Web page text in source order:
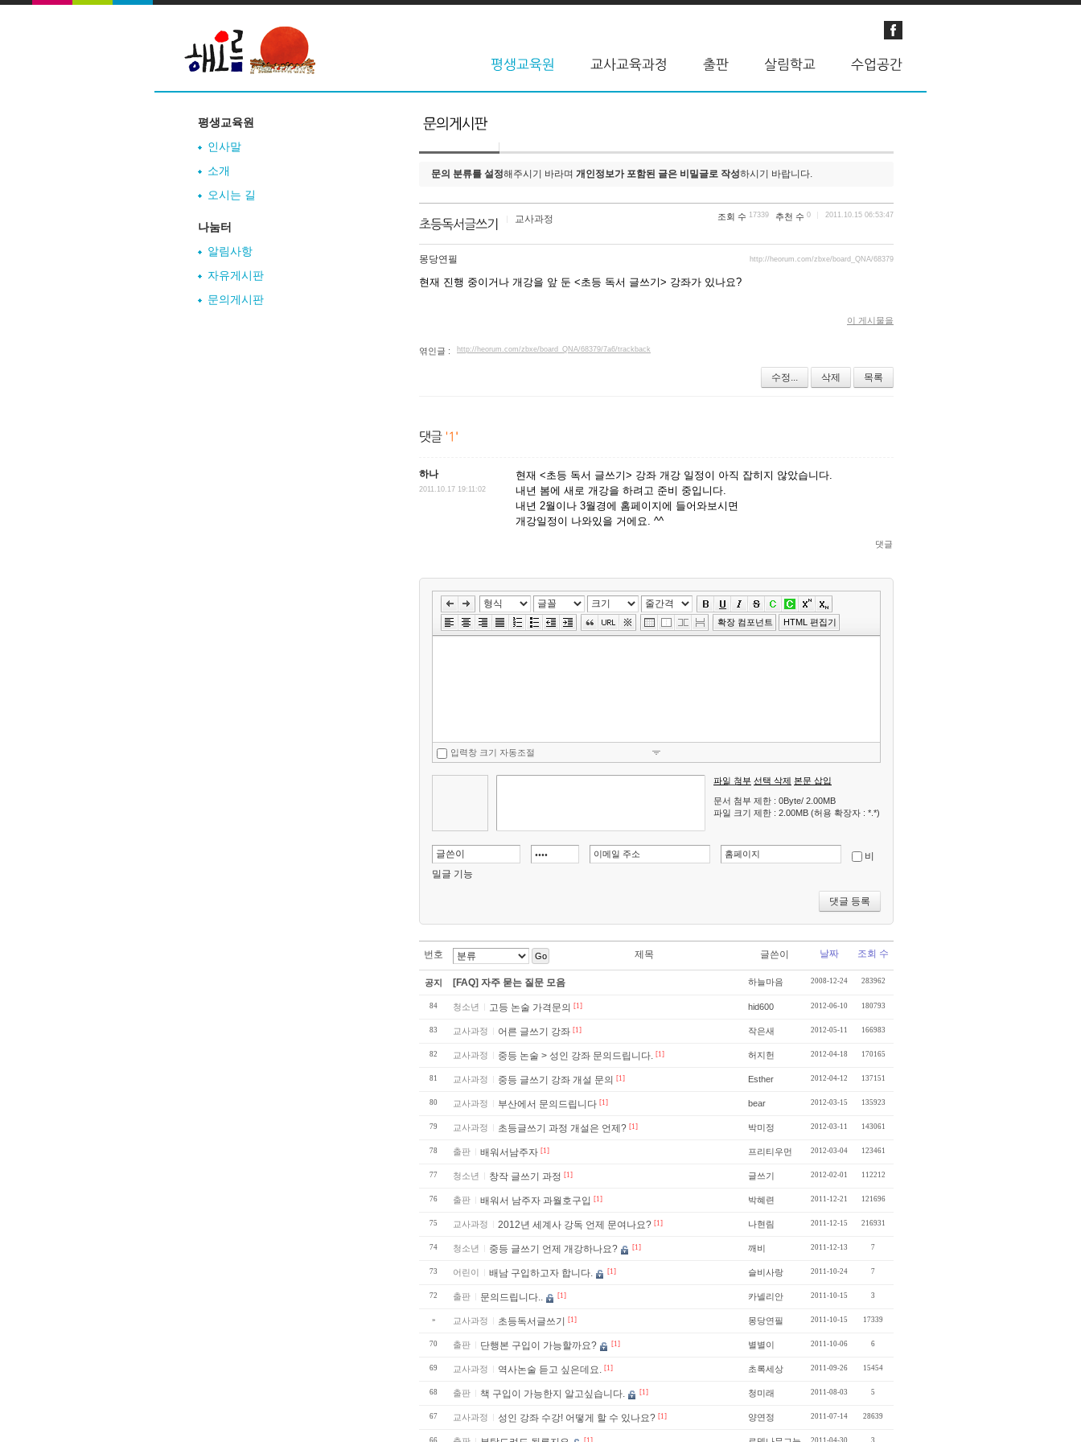
평생교육원
인사말
소개
오시는 길
나눔터
알림사항
자유게시판
문의게시판
문의 분류를 설정해주시기 바라며 개인정보가 포함된 글은 비밀글로 작성하시기 바랍니다.
교사과정 조회 수 17339 추천 수 0 2011.10.15 06:53:47
몽당연필 http://heorum.com/zbxe/board_QNA/68379
현재 진행 중이거나 개강을 앞 둔 <초등 독서 글쓰기> 강좌가 있나요?
이 게시물을
엮인글 : http://heorum.com/zbxe/board_QNA/68379/7a6/trackback
수정... 삭제 목록
하나
2011.10.17 19:11:02
현재 <초등 독서 글쓰기> 강좌 개강 일정이 아직 잡히지 않았습니다.
내년 봄에 새로 개강을 하려고 준비 중입니다.
내년 2월이나 3월경에 홈페이지에 들어와보시면
개강일정이 나와있을 거에요. ^^
댓글
도
확장 컴포넌트 HTML 편집기
입력창 크기 자동조절
파일 첨부 선택 삭제 본문 삽입
문서 첨부 제한 : 0Byte/ 2.00MB
파일 크기 제한 : 2.00MB (허용 확장자 : *.*)
비
밀글 기능
번호 Go 제목 글쓴이 날짜 조회 수
공지 [FAQ] 자주 묻는 질문 모음 하늘마음 2008-12-24 283962
84 청소년 고등 논술 가격문의 [1] hid600 2012-06-10 180793
83 교사과정 어른 글쓰기 강좌 [1] 작은새 2012-05-11 166983
82 교사과정 중등 논술 > 성인 강좌 문의드립니다. [1] 허지헌 2012-04-18 170165
81 교사과정 중등 글쓰기 강좌 개설 문의 [1] Esther 2012-04-12 137151
80 교사과정 부산에서 문의드립니다 [1] bear 2012-03-15 135923
79 교사과정 초등글쓰기 과정 개설은 언제? [1] 박미정 2012-03-11 143061
78 출판 배워서남주자 [1] 프리티우먼 2012-03-04 123461
77 청소년 창작 글쓰기 과정 [1] 글쓰기 2012-02-01 112212
76 출판 배워서 남주자 과월호구입 [1] 박혜련 2011-12-21 121696
75 교사과정 2012년 세계사 강독 언제 문여나요? [1] 나현림 2011-12-15 216931
74 청소년 중등 글쓰기 언제 개강하나요? [1] 깨비 2011-12-13 7
73 어린이 배남 구입하고자 합니다. [1] 슬비사랑 2011-10-24 7
72 출판 문의드립니다.. [1] 카넬리안 2011-10-15 3
» 교사과정 초등독서글쓰기 [1] 몽당연필 2011-10-15 17339
70 출판 단행본 구입이 가능할까요? [1] 별별이 2011-10-06 6
69 교사과정 역사논술 듣고 싶은데요. [1] 초록세상 2011-09-26 15454
68 출판 책 구입이 가능한지 알고싶습니다. [1] 청미래 2011-08-03 5
67 교사과정 성인 강좌 수강! 어떻게 할 수 있나요? [1] 양연정 2011-07-14 28639